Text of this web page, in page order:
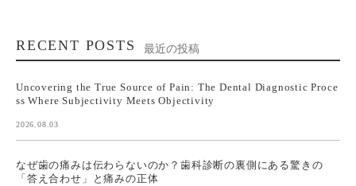
RECENT POSTS 最近の投稿
Uncovering the True Source of Pain: The Dental Diagnostic Proce
ss Where Subjectivity Meets Objectivity
2026.08.03
なぜ歯の痛みは伝わらないのか？歯科診断の裏側にある驚きの
「答え合わせ」と痛みの正体